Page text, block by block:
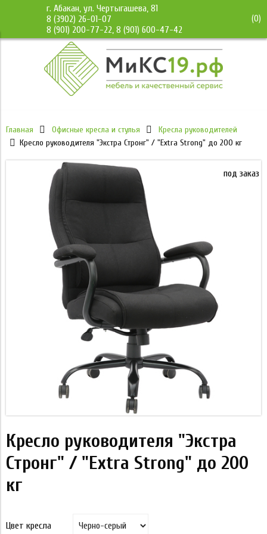
г. Абакан, ул. Чертыгашева, 81
8 (3902) 26-01-07
8 (901) 200-77-22, 8 (901) 600-47-42
(0)
Главная Офисные кресла и стулья
Кресла руководителей
Кресло руководителя "Экстра Стронг" / "Extra Strong" до 200 кг
под заказ
Кресло руководителя "Экстра
Стронг" / "Extra Strong" до 200
кг
Цвет кресла